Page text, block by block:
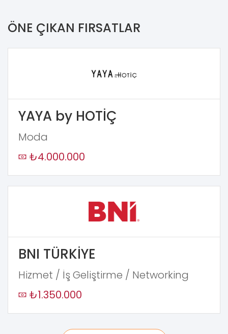
ÖNE ÇIKAN FIRSATLAR
YAYA by HOTİÇ
Moda
₺4.000.000
BNI TÜRKİYE
Hizmet / İş Geliştirme / Networking
₺1.350.000